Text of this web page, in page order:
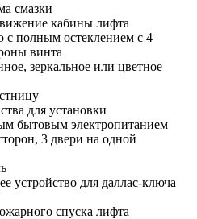
смазки
кабины лифта
с полным остеклением с 4
винта
зеркальное или цветное
для установки
бытовым электропитанием
3 двери на одной
устройство для даллас-ключа
спуска лифта